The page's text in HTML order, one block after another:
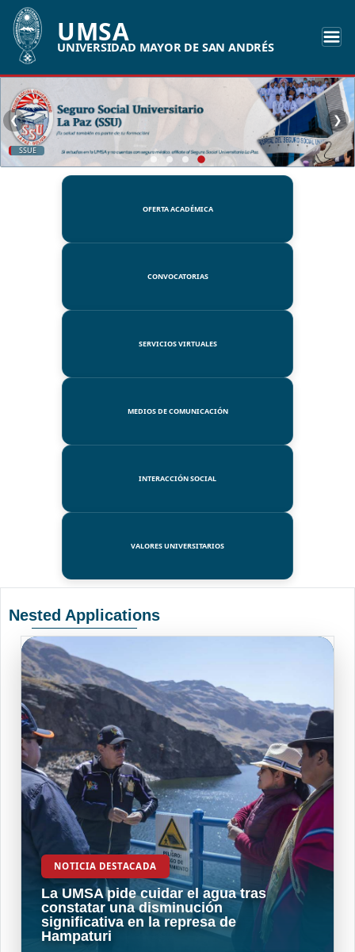
UMSA
UNIVERSIDAD MAYOR DE SAN ANDRÉS
SSUE
❮ ❯
OFERTA ACADÉMICA
CONVOCATORIAS
SERVICIOS VIRTUALES
MEDIOS DE COMUNICACIÓN
INTERACCIÓN SOCIAL
VALORES UNIVERSITARIOS
Nested Applications
NOTICIA DESTACADA
La UMSA pide cuidar el agua tras
constatar una disminución
significativa en la represa de
Hampaturi